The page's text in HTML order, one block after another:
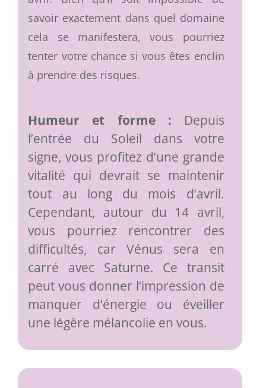
savoir exactement dans quel domaine
cela se manifestera, vous pourriez
tenter votre chance si vous êtes enclin
à prendre des risques.
Humeur et forme : Depuis
l’entrée du Soleil dans votre
signe, vous profitez d’une grande
vitalité qui devrait se maintenir
tout au long du mois d’avril.
Cependant, autour du 14 avril,
vous pourriez rencontrer des
difficultés, car Vénus sera en
carré avec Saturne. Ce transit
peut vous donner l’impression de
manquer d’énergie ou éveiller
une légère mélancolie en vous.